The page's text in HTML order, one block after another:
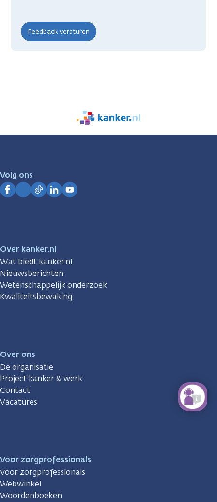
We
zijn
Volg ons
Over kanker.nl
Wat biedt kanker.nl
Nieuwsberichten
Wetenschappelijk onderzoek
Kwaliteitsbewaking
Over ons
De organisatie
Project kanker & werk
Contact
Vacatures
Voor zorgprofessionals
Voor zorgprofessionals
Webwinkel
Woordenboeken